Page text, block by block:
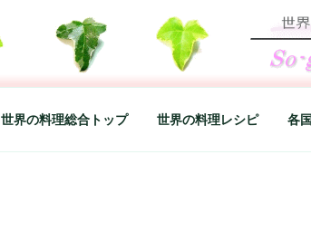
SO-GLAD LIFE～
世界の料理のエッセイやレシピ、シンプルラ
世界の料理総合トップ 世界の料理レシピ 各